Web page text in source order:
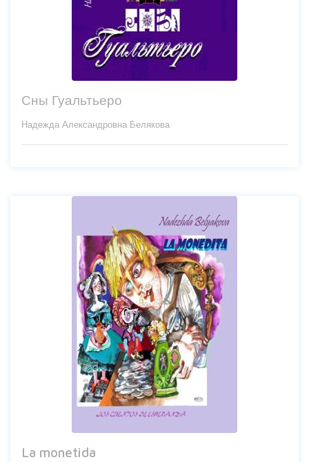
Сны Гуальтьеро
Надежда Александровна Белякова
La monetida